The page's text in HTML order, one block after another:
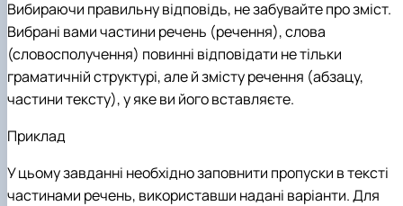
Вибираючи правильну відповідь, не забувайте про зміст.
Вибрані вами частини речень (речення), слова
(словосполучення) повинні відповідати не тільки
граматичній структурі, але й змісту речення (абзацу,
частини тексту), у яке ви його вставляєте.
Приклад
У цьому завданні необхідно заповнити пропуски в тексті
частинами речень, використавши надані варіанти. Для